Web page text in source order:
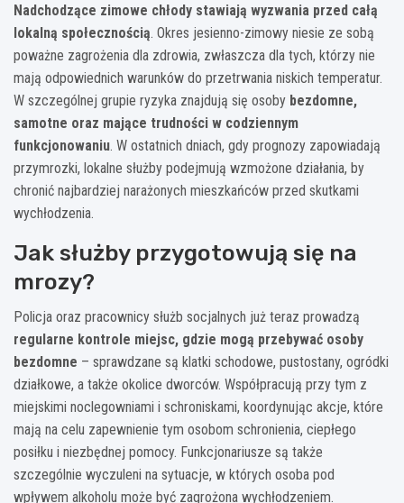
Nadchodzące zimowe chłody stawiają wyzwania przed całą
lokalną społecznością. Okres jesienno-zimowy niesie ze sobą
poważne zagrożenia dla zdrowia, zwłaszcza dla tych, którzy nie
mają odpowiednich warunków do przetrwania niskich temperatur.
W szczególnej grupie ryzyka znajdują się osoby bezdomne,
samotne oraz mające trudności w codziennym
funkcjonowaniu. W ostatnich dniach, gdy prognozy zapowiadają
przymrozki, lokalne służby podejmują wzmożone działania, by
chronić najbardziej narażonych mieszkańców przed skutkami
wychłodzenia.
Jak służby przygotowują się na
mrozy?
Policja oraz pracownicy służb socjalnych już teraz prowadzą
regularne kontrole miejsc, gdzie mogą przebywać osoby
bezdomne – sprawdzane są klatki schodowe, pustostany, ogródki
działkowe, a także okolice dworców. Współpracują przy tym z
miejskimi noclegowniami i schroniskami, koordynując akcje, które
mają na celu zapewnienie tym osobom schronienia, ciepłego
posiłku i niezbędnej pomocy. Funkcjonariusze są także
szczególnie wyczuleni na sytuacje, w których osoba pod
wpływem alkoholu może być zagrożona wychłodzeniem.